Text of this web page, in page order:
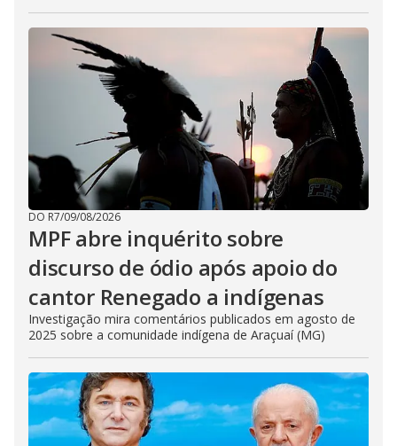
DO R7/09/08/2026
MPF abre inquérito sobre
discurso de ódio após apoio do
cantor Renegado a indígenas
Investigação mira comentários publicados em agosto de
2025 sobre a comunidade indígena de Araçuaí (MG)